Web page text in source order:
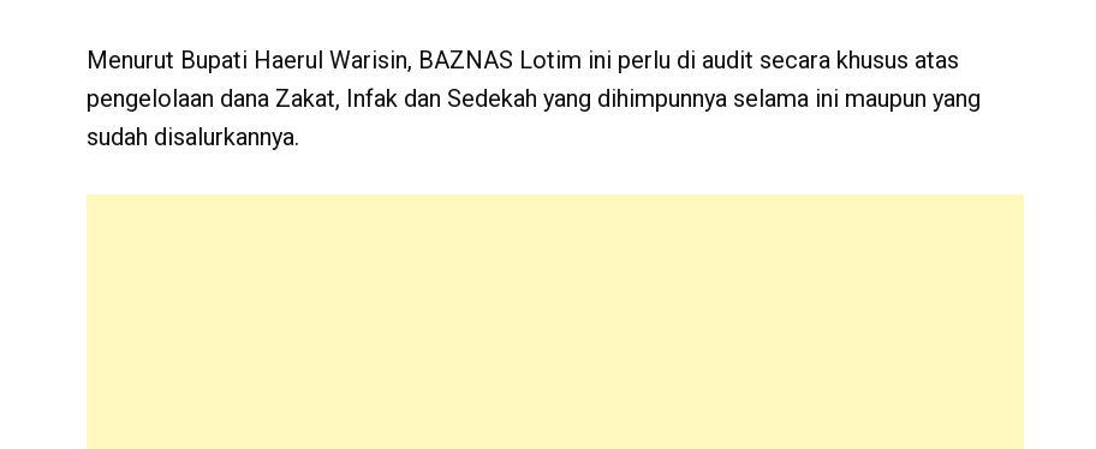
Menurut Bupati Haerul Warisin, BAZNAS Lotim ini perlu di audit secara khusus atas
pengelolaan dana Zakat, Infak dan Sedekah yang dihimpunnya selama ini maupun yang
sudah disalurkannya.